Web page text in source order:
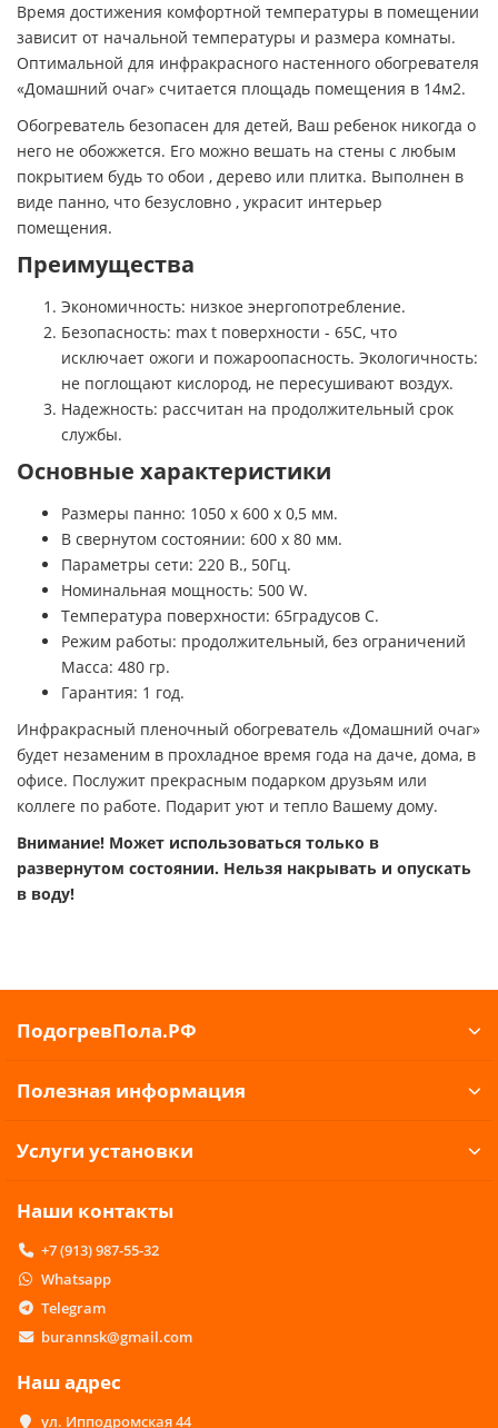
Время достижения комфортной температуры в помещении
зависит от начальной температуры и размера комнаты.
Оптимальной для инфракрасного настенного обогревателя
«Домашний очаг» считается площадь помещения в 14м2.
Обогреватель безопасен для детей, Ваш ребенок никогда о
него не обожжется. Его можно вешать на стены с любым
покрытием будь то обои , дерево или плитка. Выполнен в
виде панно, что безусловно , украсит интерьер
помещения.
Преимущества
Экономичность: низкое энергопотребление.
Безопасность: max t поверхности - 65С, что
исключает ожоги и пожароопасность. Экологичность:
не поглощают кислород, не пересушивают воздух.
Надежность: рассчитан на продолжительный срок
службы.
Основные характеристики
Размеры панно: 1050 х 600 х 0,5 мм.
В свернутом состоянии: 600 х 80 мм.
Параметры сети: 220 В., 50Гц.
Номинальная мощность: 500 W.
Температура поверхности: 65градусов С.
Режим работы: продолжительный, без ограничений
Масса: 480 гр.
Гарантия: 1 год.
Инфракрасный пленочный обогреватель «Домашний очаг»
будет незаменим в прохладное время года на даче, дома, в
офисе. Послужит прекрасным подарком друзьям или
коллеге по работе. Подарит уют и тепло Вашему дому.
Внимание! Может использоваться только в
развернутом состоянии. Нельзя накрывать и опускать
в воду!
ПодогревПола.РФ
Полезная информация
Услуги установки
Наши контакты
+7 (913) 987-55-32
Whatsapp
Telegram
burannsk@gmail.com
Наш адрес
ул. Ипподромская 44